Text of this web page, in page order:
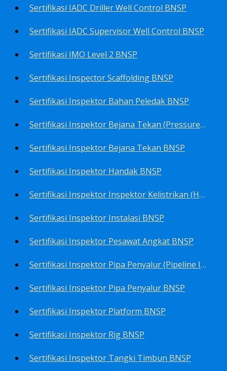
Sertifikasi IADC Driller Well Control BNSP
Sertifikasi IADC Supervisor Well Control BNSP
Sertifikasi IMO Level 2 BNSP
Sertifikasi Inspector Scaffolding BNSP
Sertifikasi Inspektor Bahan Peledak BNSP
Sertifikasi Inspektor Bejana Tekan (Pressure Vessel Inspector) BNSP
Sertifikasi Inspektor Bejana Tekan BNSP
Sertifikasi Inspektor Handak BNSP
Sertifikasi Inspektor Inspektor Kelistrikan (Harga Khusus) BNSP
Sertifikasi Inspektor Instalasi BNSP
Sertifikasi Inspektor Pesawat Angkat BNSP
Sertifikasi Inspektor Pipa Penyalur (Pipeline Inspector) BNSP
Sertifikasi Inspektor Pipa Penyalur BNSP
Sertifikasi Inspektor Platform BNSP
Sertifikasi Inspektor Rig BNSP
Sertifikasi Inspektor Tangki Timbun BNSP